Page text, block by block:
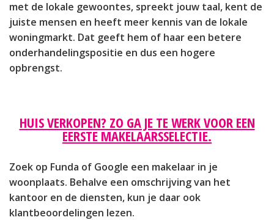
met de lokale gewoontes, spreekt jouw taal, kent de
juiste mensen en heeft meer kennis van de lokale
woningmarkt. Dat geeft hem of haar een betere
onderhandelingspositie en dus een hogere
opbrengst.
HUIS VERKOPEN? ZO GA JE TE WERK VOOR EEN
EERSTE MAKELAARSSELECTIE.
Zoek op Funda of Google een makelaar in je
woonplaats. Behalve een omschrijving van het
kantoor en de diensten, kun je daar ook
klantbeoordelingen lezen.